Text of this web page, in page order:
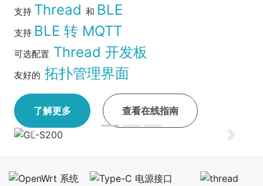
支持 Thread 和 BLE
支持 BLE 转 MQTT
可选配置 Thread 开发板
友好的 拓扑管理界面
了解更多 查看在线指南
Previous Next